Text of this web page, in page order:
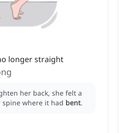
longer straight
her back, she felt a
where it had bent.